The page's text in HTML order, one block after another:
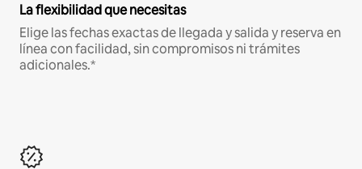
La flexibilidad que necesitas
Elige las fechas exactas de llegada y salida y reserva en
línea con facilidad, sin compromisos ni trámites
adicionales.*